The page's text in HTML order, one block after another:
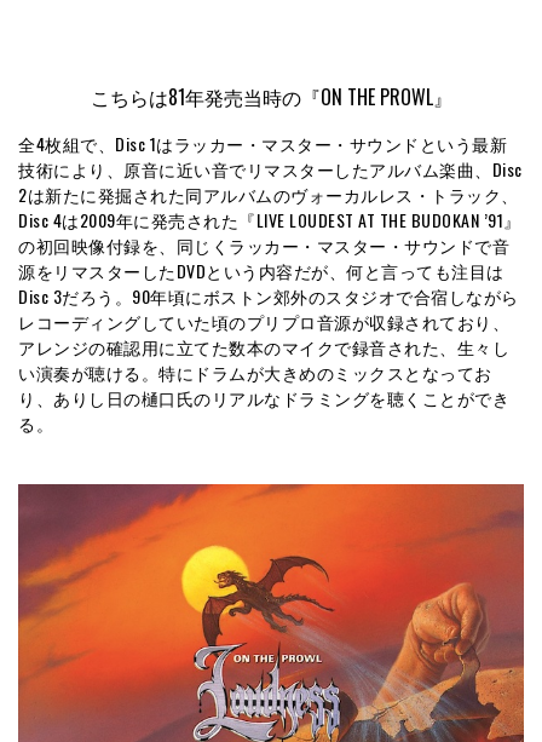
こちらは81年発売当時の『ON THE PROWL』
全4枚組で、Disc 1はラッカー・マスター・サウンドという最新
技術により、原音に近い音でリマスターしたアルバム楽曲、Disc
2は新たに発掘された同アルバムのヴォーカルレス・トラック、
Disc 4は2009年に発売された『LIVE LOUDEST AT THE BUDOKAN ’91』
の初回映像付録を、同じくラッカー・マスター・サウンドで音
源をリマスターしたDVDという内容だが、何と言っても注目は
Disc 3だろう。90年頃にボストン郊外のスタジオで合宿しながら
レコーディングしていた頃のプリプロ音源が収録されており、
アレンジの確認用に立てた数本のマイクで録音された、生々し
い演奏が聴ける。特にドラムが大きめのミックスとなってお
り、ありし日の樋口氏のリアルなドラミングを聴くことができ
る。